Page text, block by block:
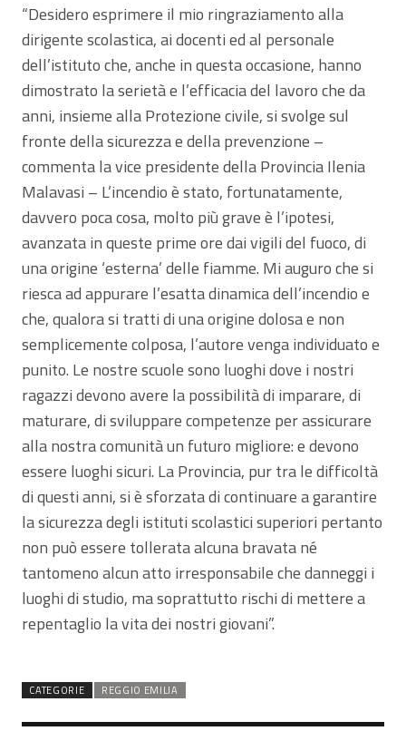
“Desidero esprimere il mio ringraziamento alla
dirigente scolastica, ai docenti ed al personale
dell’istituto che, anche in questa occasione, hanno
dimostrato la serietà e l’efficacia del lavoro che da
anni, insieme alla Protezione civile, si svolge sul
fronte della sicurezza e della prevenzione –
commenta la vice presidente della Provincia Ilenia
Malavasi – L’incendio è stato, fortunatamente,
davvero poca cosa, molto più grave è l’ipotesi,
avanzata in queste prime ore dai vigili del fuoco, di
una origine ‘esterna’ delle fiamme. Mi auguro che si
riesca ad appurare l’esatta dinamica dell’incendio e
che, qualora si tratti di una origine dolosa e non
semplicemente colposa, l’autore venga individuato e
punito. Le nostre scuole sono luoghi dove i nostri
ragazzi devono avere la possibilità di imparare, di
maturare, di sviluppare competenze per assicurare
alla nostra comunità un futuro migliore: e devono
essere luoghi sicuri. La Provincia, pur tra le difficoltà
di questi anni, si è sforzata di continuare a garantire
la sicurezza degli istituti scolastici superiori pertanto
non può essere tollerata alcuna bravata né
tantomeno alcun atto irresponsabile che danneggi i
luoghi di studio, ma soprattutto rischi di mettere a
repentaglio la vita dei nostri giovani”.
CATEGORIE REGGIO EMILIA